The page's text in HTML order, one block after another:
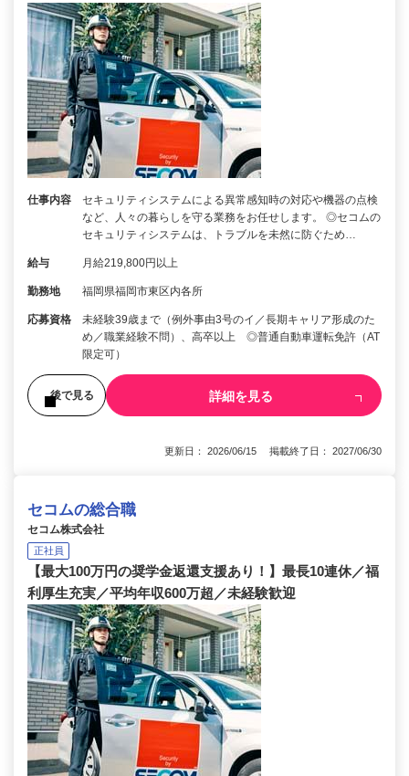
仕事内容
セキュリティシステムによる異常感知時の対応や機器の点検
など、人々の暮らしを守る業務をお任せします。 ◎セコムの
セキュリティシステムは、トラブルを未然に防ぐため…
給与 月給219,800円以上
勤務地 福岡県福岡市東区内各所
応募資格
未経験39歳まで（例外事由3号のイ／長期キャリア形成のた
め／職業経験不問）、高卒以上 ◎普通自動車運転免許（AT
限定可）
後で見る 詳細を見る
更新日： 2026/06/15 掲載終了日： 2027/06/30
セコムの総合職
セコム株式会社
正社員
【最大100万円の奨学金返還支援あり！】最長10連休／福
利厚生充実／平均年収600万超／未経験歓迎